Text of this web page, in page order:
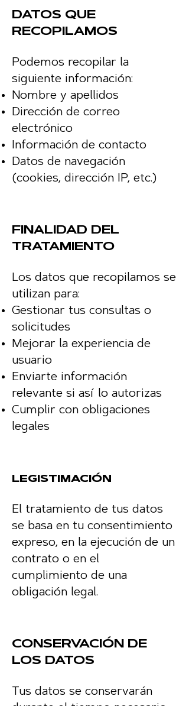
DATOS QUE
RECOPILAMOS
Podemos recopilar la
siguiente información:
Nombre y apellidos
Dirección de correo
electrónico
Información de contacto
Datos de navegación
(cookies, dirección IP, etc.)
FINALIDAD DEL
TRATAMIENTO
Los datos que recopilamos se
utilizan para:
Gestionar tus consultas o
solicitudes
Mejorar la experiencia de
usuario
Enviarte información
relevante si así lo autorizas
Cumplir con obligaciones
legales
legistimación
El tratamiento de tus datos
se basa en tu consentimiento
expreso, en la ejecución de un
contrato o en el
cumplimiento de una
obligación legal.
CONSERVACIÓN DE
LOS DATOS
Tus datos se conservarán